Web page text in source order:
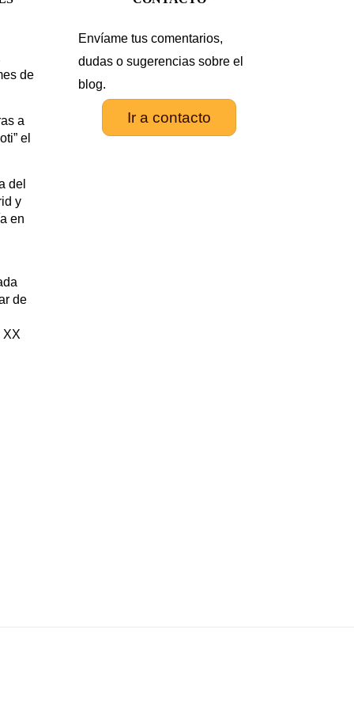
de
a
el
del
y
en
de
XX
Envíame tus comentarios,
dudas o sugerencias sobre el
blog.
Ir a contacto